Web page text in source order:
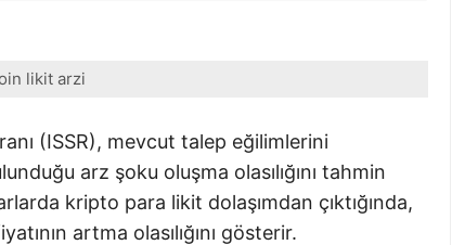
likit arzi
(ISSR), mevcut talep eğilimlerini
arz şoku oluşma olasılığını tahmin
kripto para likit dolaşımdan çıktığında,
artma olasılığını gösterir.